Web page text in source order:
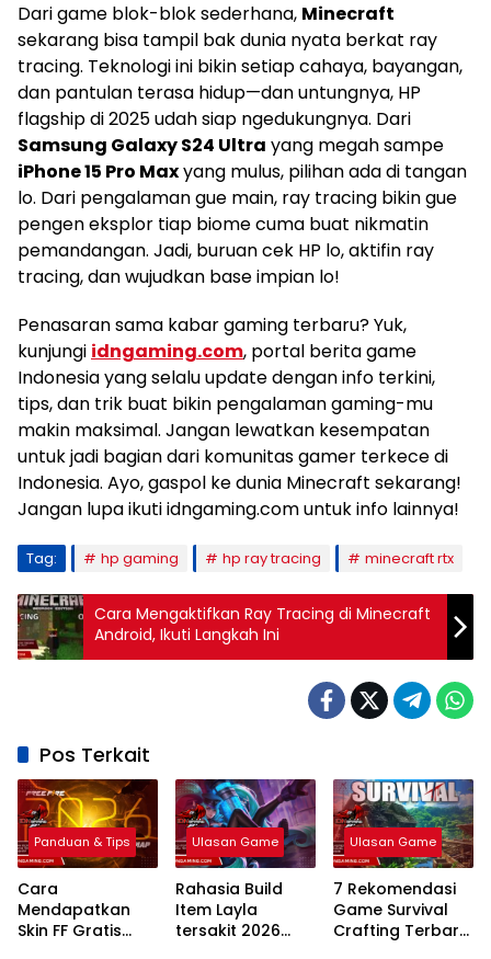
Dari game blok-blok sederhana, Minecraft
sekarang bisa tampil bak dunia nyata berkat ray
tracing. Teknologi ini bikin setiap cahaya, bayangan,
dan pantulan terasa hidup—dan untungnya, HP
flagship di 2025 udah siap ngedukungnya. Dari
Samsung Galaxy S24 Ultra yang megah sampe
iPhone 15 Pro Maxyang mulus, pilihan ada di tangan
lo. Dari pengalaman gue main, ray tracing bikin gue
pengen eksplor tiap biome cuma buat nikmatin
pemandangan. Jadi, buruan cek HP lo, aktifin ray
tracing, dan wujudkan base impian lo!
Penasaran sama kabar gaming terbaru? Yuk,
kunjungi idngaming.com, portal berita game
Indonesia yang selalu update dengan info terkini,
tips, dan trik buat bikin pengalaman gaming-mu
makin maksimal. Jangan lewatkan kesempatan
untuk jadi bagian dari komunitas gamer terkece di
Indonesia. Ayo, gaspol ke dunia Minecraft sekarang!
Jangan lupa ikuti idngaming.com untuk info lainnya!
Tag: hp gaming hp ray tracing minecraft rtx
Cara Mengaktifkan Ray Tracing di Minecraft
Android, Ikuti Langkah Ini
Pos Terkait
Panduan & Tips
Cara
Mendapatkan
Skin FF Gratis
Ulasan Game
Rahasia Build
Item Layla
tersakit 2026
Ulasan Game
7 Rekomendasi
Game Survival
Crafting Terbaru